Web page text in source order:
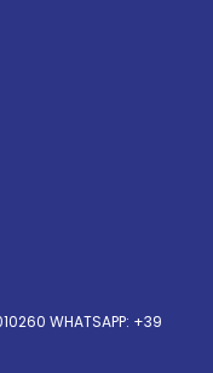
WHATSAPP: +39